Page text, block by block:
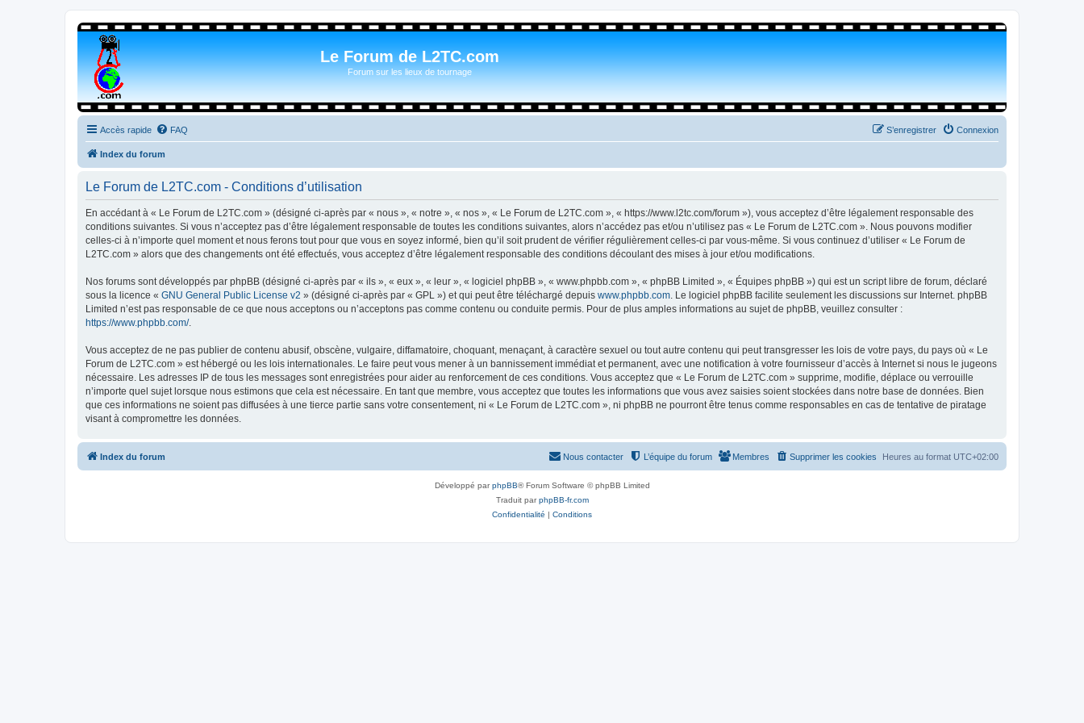
Le Forum de L2TC.com
Forum sur les lieux de tournage
Accès rapide FAQ Connexion
S’enregistrer
Index du forum
Le Forum de L2TC.com - Conditions d’utilisation
En accédant à « Le Forum de L2TC.com » (désigné ci-après par « nous », « notre », « nos », « Le Forum de L2TC.com », « https://www.l2tc.com/forum »), vous acceptez d’être légalement responsable des
conditions suivantes. Si vous n’acceptez pas d’être légalement responsable de toutes les conditions suivantes, alors n’accédez pas et/ou n’utilisez pas « Le Forum de L2TC.com ». Nous pouvons modifier
celles-ci à n’importe quel moment et nous ferons tout pour que vous en soyez informé, bien qu’il soit prudent de vérifier régulièrement celles-ci par vous-même. Si vous continuez d’utiliser « Le Forum de
L2TC.com » alors que des changements ont été effectués, vous acceptez d’être légalement responsable des conditions découlant des mises à jour et/ou modifications.
Nos forums sont développés par phpBB (désigné ci-après par « ils », « eux », « leur », « logiciel phpBB », « www.phpbb.com », « phpBB Limited », « Équipes phpBB ») qui est un script libre de forum, déclaré
sous la licence « GNU General Public License v2 » (désigné ci-après par « GPL ») et qui peut être téléchargé depuis www.phpbb.com. Le logiciel phpBB facilite seulement les discussions sur Internet. phpBB
Limited n’est pas responsable de ce que nous acceptons ou n’acceptons pas comme contenu ou conduite permis. Pour de plus amples informations au sujet de phpBB, veuillez consulter :
https://www.phpbb.com/.
Vous acceptez de ne pas publier de contenu abusif, obscène, vulgaire, diffamatoire, choquant, menaçant, à caractère sexuel ou tout autre contenu qui peut transgresser les lois de votre pays, du pays où « Le
Forum de L2TC.com » est hébergé ou les lois internationales. Le faire peut vous mener à un bannissement immédiat et permanent, avec une notification à votre fournisseur d’accès à Internet si nous le jugeons
nécessaire. Les adresses IP de tous les messages sont enregistrées pour aider au renforcement de ces conditions. Vous acceptez que « Le Forum de L2TC.com » supprime, modifie, déplace ou verrouille
n’importe quel sujet lorsque nous estimons que cela est nécessaire. En tant que membre, vous acceptez que toutes les informations que vous avez saisies soient stockées dans notre base de données. Bien
que ces informations ne soient pas diffusées à une tierce partie sans votre consentement, ni « Le Forum de L2TC.com », ni phpBB ne pourront être tenus comme responsables en cas de tentative de piratage
visant à compromettre les données.
Index du forum Heures au format UTC+02:00
Supprimer les cookies
Membres
L’équipe du forum
Nous contacter
Développé parphpBB® Forum Software © phpBB Limited
Traduit parphpBB-fr.com
Confidentialité | Conditions